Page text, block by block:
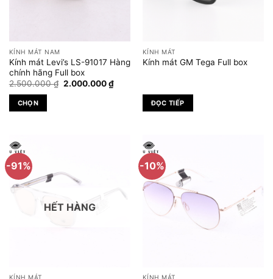
KÍNH MÁT NAM
Kính mát Levi’s LS-91017 Hàng
chính hãng Full box
2.500.000₫ Giá
2.000.000₫Giá
hiện
2.000.000 ₫.
CHỌN
này
có
nhiều
biến
thể.
KÍNH MÁT
Kính mát GM Tega Full box
ĐỌC TIẾP
-91%
HẾT HÀNG
KÍNH MÁT
-10%
KÍNH MÁT